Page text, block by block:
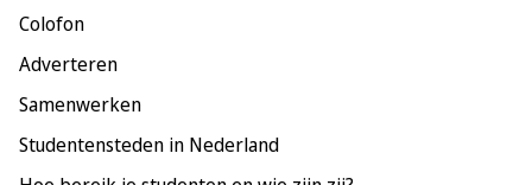
Colofon
Adverteren
Samenwerken
Studentensteden in Nederland